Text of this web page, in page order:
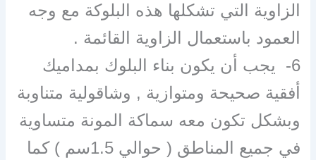
الزاوية التي تشكلها هذه البلوكة مع وجه
العمود باستعمال الزاوية القائمة .
6- يجب أن يكون بناء البلوك بمداميك
أفقية صحيحة ومتوازية , وشاقولية متناوبة
وبشكل تكون معه سماكة المونة متساوية
في جميع المناطق ( حوالي 1.5سم ) كما